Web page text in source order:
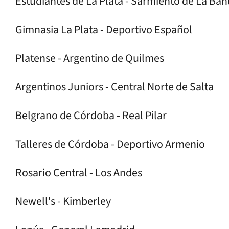
Gimnasia La Plata - Deportivo Español
Platense - Argentino de Quilmes
Argentinos Juniors - Central Norte de Salta
Belgrano de Córdoba - Real Pilar
Talleres de Córdoba - Deportivo Armenio
Rosario Central - Los Andes
Newell's - Kimberley